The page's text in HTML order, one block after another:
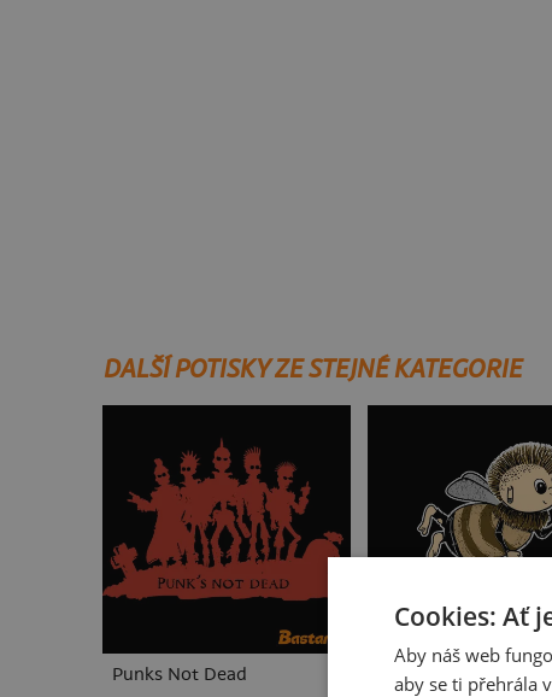
DALŠÍ POTISKY ZE STEJNÉ KATEGORIE
Punks Not Dead Punks Not Med
Cookies: Ať
Aby náš web
aby se ti přehrála